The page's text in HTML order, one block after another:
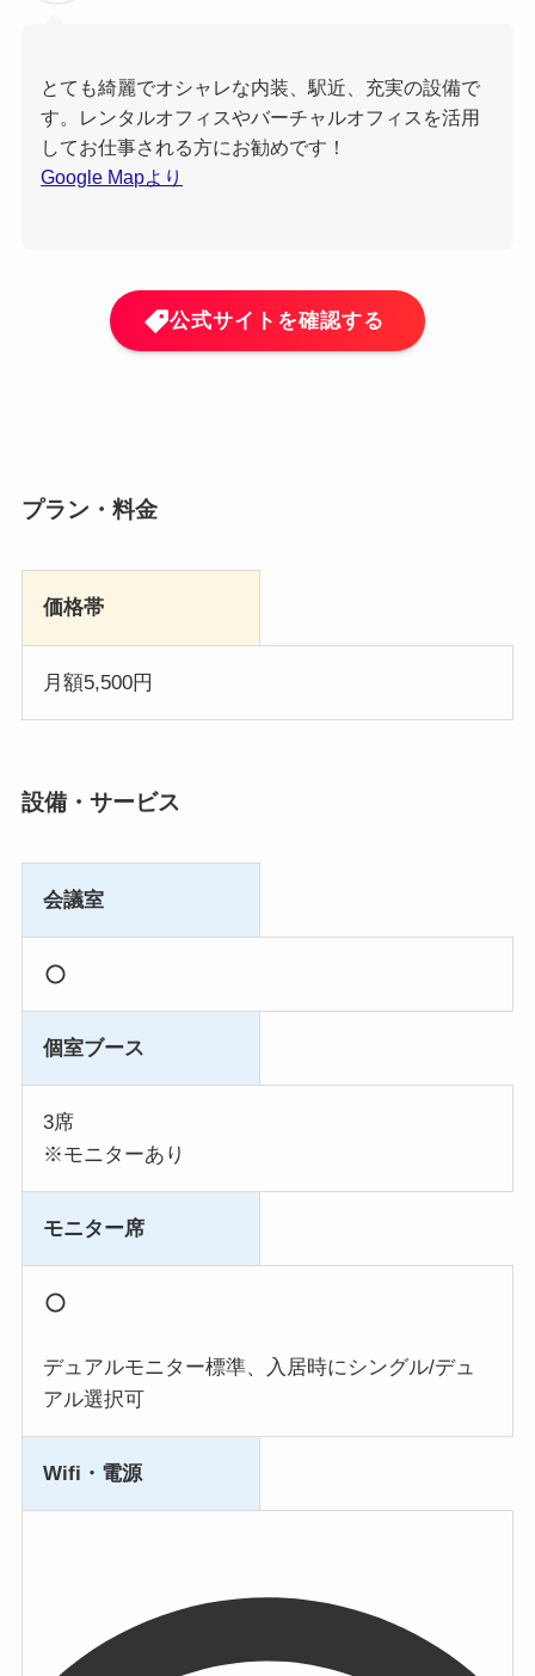
とても綺麗でオシャレな内装、駅近、充実の設備で
す。レンタルオフィスやバーチャルオフィスを活用
してお仕事される方にお勧めです！
Google Mapより
公式サイトを確認する
プラン・料金
価格帯
月額5,500円
設備・サービス
会議室
個室ブース
3席
※モニターあり
モニター席
デュアルモニター標準、入居時にシングル/デュ
アル選択可
Wifi・電源